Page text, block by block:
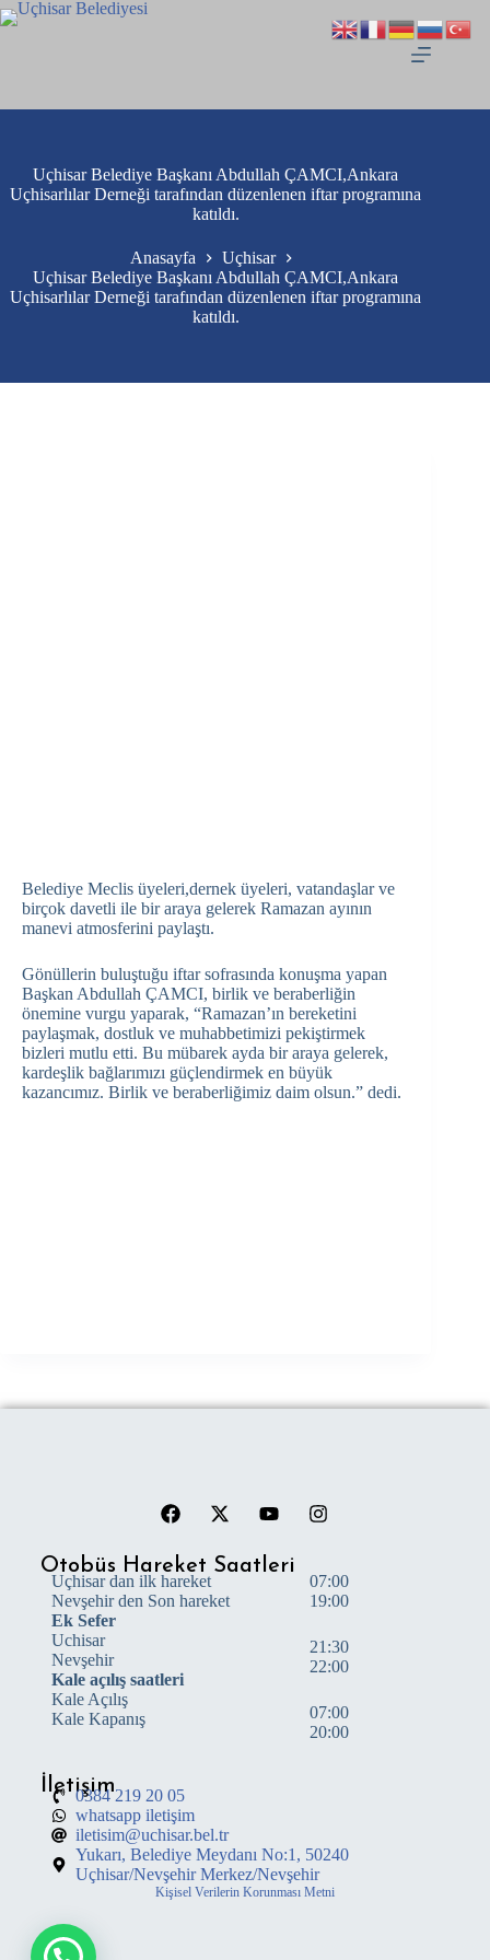
Uçhisar Belediye Başkanı Abdullah ÇAMCI,Ankara
Uçhisarlılar Derneği tarafından düzenlenen iftar programına
katıldı.
Anasayfa
Uçhisar
Uçhisar Belediye Başkanı Abdullah ÇAMCI,Ankara
Uçhisarlılar Derneği tarafından düzenlenen iftar programına
katıldı.
Belediye Meclis üyeleri,dernek üyeleri, vatandaşlar ve
birçok davetli ile bir araya gelerek Ramazan ayının
manevi atmosferini paylaştı.
Gönüllerin buluştuğu iftar sofrasında konuşma yapan
Başkan Abdullah ÇAMCI, birlik ve beraberliğin
önemine vurgu yaparak, “Ramazan’ın bereketini
paylaşmak, dostluk ve muhabbetimizi pekiştirmek
bizleri mutlu etti. Bu mübarek ayda bir araya gelerek,
kardeşlik bağlarımızı güçlendirmek en büyük
kazancımız. Birlik ve beraberliğimiz daim olsun.” dedi.
Otobüs Hareket Saatleri
Uçhisar dan ilk hareket
Nevşehir den Son hareket
Ek Sefer
Uchisar
Nevşehir
Kale açılış saatleri
Kale Açılış
Kale Kapanış
07:00
19:00
21:30
22:00
07:00
20:00
İletişim
0384 219 20 05
whatsapp iletişim
iletisim@uchisar.bel.tr
Yukarı, Belediye Meydanı No:1, 50240
Uçhisar/Nevşehir Merkez/Nevşehir
Kişisel Verilerin Korunması Metni